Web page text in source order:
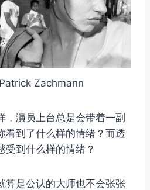
Zachmann
，演员上台总是会带着一副
看到了什么样的情绪？而透
受到什么样的情绪？
算是公认的大师也不会张张